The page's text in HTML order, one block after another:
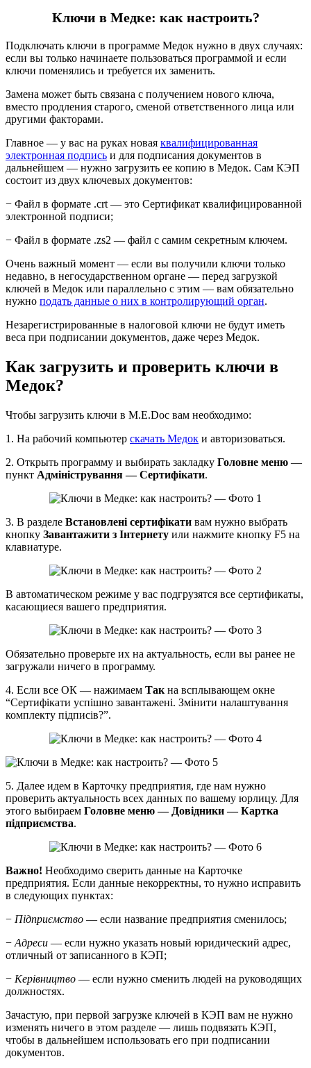
Ключи в Медке: как настроить?
Подключать ключи в программе Медок нужно в двух случаях:
если вы только начинаете пользоваться программой и если
ключи поменялись и требуется их заменить.
Замена может быть связана с получением нового ключа,
вместо продления старого, сменой ответственного лица или
другими факторами.
Главное — у вас на руках новая квалифицированная
электронная подпись и для подписания документов в
дальнейшем — нужно загрузить ее копию в Медок. Сам КЭП
состоит из двух ключевых документов:
− Файл в формате .crt — это Сертификат квалифицированной
электронной подписи;
− Файл в формате .zs2 — файл с самим секретным ключем.
Очень важный момент — если вы получили ключи только
недавно, в негосударственном органе — перед загрузкой
ключей в Медок или параллельно с этим — вам обязательно
нужно подать данные о них в контролирующий орган.
Незарегистрированные в налоговой ключи не будут иметь
веса при подписании документов, даже через Медок.
Как загрузить и проверить ключи в
Медок?
Чтобы загрузить ключи в M.E.Doc вам необходимо:
1. На рабочий компьютер скачать Медок и авторизоваться.
2. Открыть программу и выбирать закладку Головне меню —
пункт Адміністрування — Сертифікати.
3. В разделе Встановлені сертифікати вам нужно выбрать
кнопку Завантажити з Інтернету или нажмите кнопку F5 на
клавиатуре.
В автоматическом режиме у вас подгрузятся все сертификаты,
касающиеся вашего предприятия.
Обязательно проверьте их на актуальность, если вы ранее не
загружали ничего в программу.
4. Если все ОК — нажимаем Так на всплывающем окне
“Сертифікати успішно завантажені. Змінити налаштування
комплекту підписів?”.
5. Далее идем в Карточку предприятия, где нам нужно
проверить актуальность всех данных по вашему юрлицу. Для
этого выбираем Головне меню — Довідники — Картка
підприємства.
Важно! Необходимо сверить данные на Карточке
предприятия. Если данные некорректны, то нужно исправить
в следующих пунктах:
− Підприємство — если название предприятия сменилось;
− Адреси — если нужно указать новый юридический адрес,
отличный от записанного в КЭП;
− Керівництво — если нужно сменить людей на руководящих
должностях.
Зачастую, при первой загрузке ключей в КЭП вам не нужно
изменять ничего в этом разделе — лишь подвязать КЭП,
чтобы в дальнейшем использовать его при подписании
документов.